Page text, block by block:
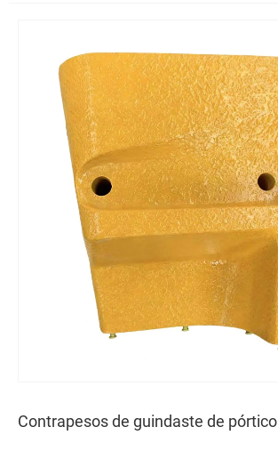
Contrapesos de guindaste de pórtico